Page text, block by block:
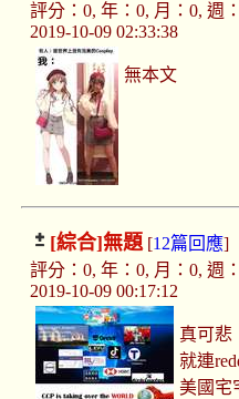
評分：0, 年：0, 月：0, 週
2019-10-09 02:33:38
無本文
[綜合]無題[12篇回應]
評分：0, 年：0, 月：0, 週
2019-10-09 00:17:12
真可悲
就連
美國宅